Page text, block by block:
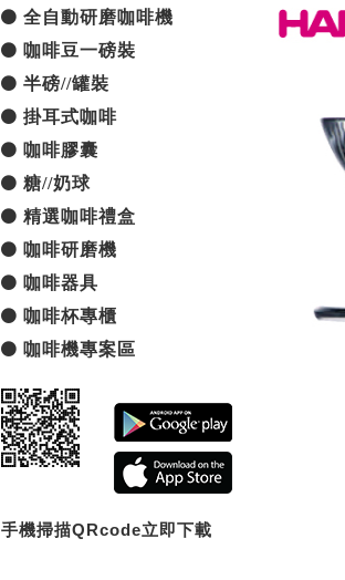
全自動研磨咖啡機
咖啡豆一磅裝
半磅//罐裝
掛耳式咖啡
咖啡膠囊
糖//奶球
精選咖啡禮盒
咖啡研磨機
咖啡器具
咖啡杯專櫃
咖啡機專案區
手機掃描QRcode立即下載